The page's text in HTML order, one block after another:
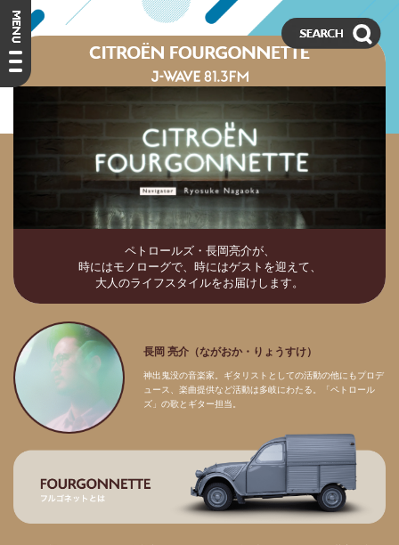
ペトロールズ・長岡亮介が、
時にはモノローグで、時にはゲストを迎えて、
大人のライフスタイルをお届けします。
長岡 亮介（ながおか・りょうすけ）
神出鬼没の音楽家。ギタリストとしての活動の他にもプロデ
ュース、楽曲提供など活動は多岐にわたる。「ペトロール
ズ」の歌とギター担当。